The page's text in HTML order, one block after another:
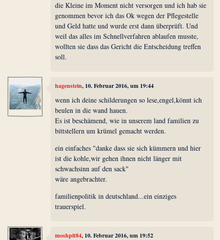
die Kleine im Moment nicht versorgen und ich hab sie
genommen bevor ich das Ok wegen der Pflegestelle
und Geld hatte und wurde erst dann überprüft. Und
weil das alles im Schnellverfahren ablaufen musste,
wollten sie dass das Gericht die Entscheidung treffen
soll.
hagenstein, 10. Februar 2016, um 19:44
wenn ich deine schilderungen so lese,engel,könnt ich
beulen in die wand hauen.
Es ist beschämend, wie in unserem land familien zu
bittstellern um krümel gemacht werden.
ein einfaches "danke dass sie sich kümmern und hier
ist die kohle,wir gehen ihnen nicht länger mit
schwachsinn auf den sack"
wäre angebrachter.
familienpolitik in deutschland...ein einziges
trauerspiel.
moshpit84, 10. Februar 2016, um 19:52